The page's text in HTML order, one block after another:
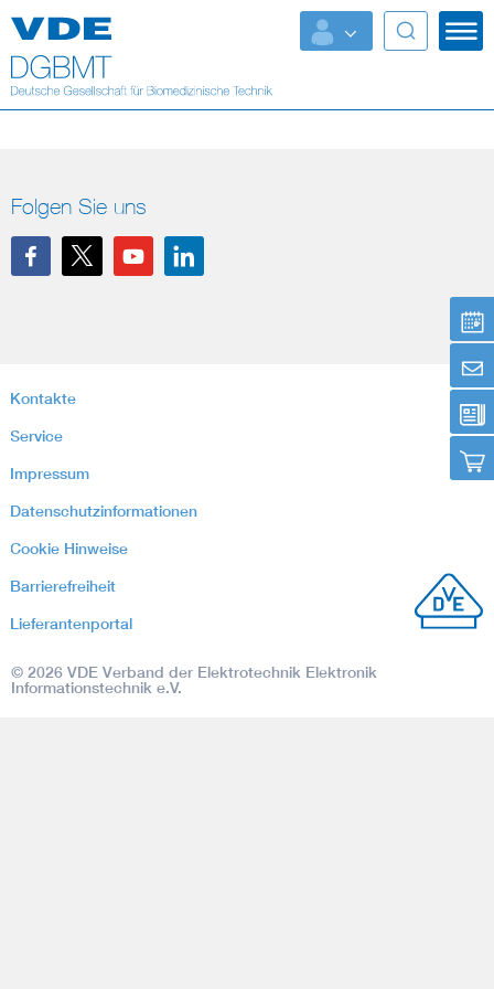
Top Themen
Fokusthemen
AI & Digital Trust
Weitere Themen
Folgen Sie uns
Kontakte
Service
Impressum
Datenschutzinformationen
Cookie Hinweise
Barrierefreiheit
Lieferantenportal
© 2026 VDE Verband der Elektrotechnik Elektronik
Informationstechnik e.V.